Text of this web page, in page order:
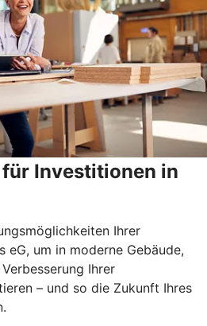
Investitionen in
Ihrer
eG, um in moderne Gebäude,
Ihrer
– und so die Zukunft Ihres